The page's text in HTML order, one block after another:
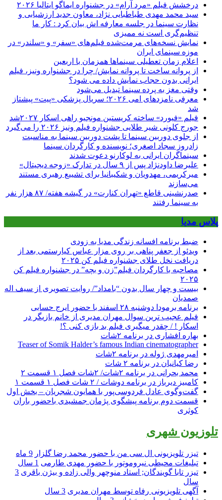
درخشش فیلم «مرد آرام» در جشنواره ایماگو ایتالیا ۲۰۲۶
سید محمد مهدی طباطبایی نژاد، معاون جدید ارزشیابی و
نظارت سینما در جلسه معارفه اش بیان کرد : کار ما
تنظیم‌گری است نه ممیزی
نمایش نسخه‌های مرمت‌شده فیلم‌های «سفر» و «سلندر» در
موزه سینمای ایران
اعلام زمان تعطیلی سینماها همزمان با اربعین
از پروانه ساخت تا پروانه نمایش/ چرا در جشنواره ونیز، فیلم
ایرانی بدون حجاب نمایش داده می شود؟
وقتی مغز به پرده سینما تبدیل می‌شود
معرفی نامزدهای امی ۲۰۲۶؛ سریال پزشکی «پیت» پیشتاز
شد
فیلم «فیورد» ساخته کریستین مونجیو راهی اسکار ۲۰۲۷شد
جورج کلونی شیر طلایی جشنواره فیلم ونیز ۲۰۲۶ را می‌گیرد
از جلوی دوربین سینما تا پشت دوربین سینما به مناسبت
زادروز سجاد اصغری؛ نویسنده و کارگردان سینما
سینماگران ایرانی به لوکارنو دعوت شدند
علیرضا داودنژاد پس از ۹ سال در تدارک «زوجه دیجیتال»
میرکریمی، مهدویان و شکیبانیا برای تشییع رهبری مستند
می‌سازند
صدرنشینی قاطع «تهران کنارت» در گیشه هفته/ ۸۷ هزار نفر
به سینما رفتند
پلاس مدیا
ضبط برنامه افسانه زندگی مدیا به زودی
ویدئو از جعفر پناهی بر روی مزار عباس کیارستمی بعد از
دریافت نخل طلای جشنواره فیلم کن ۲۰۲۵
مصاحبه با کارگردان فیلم”زن و بچه” در جشنواره فیلم کن
۲۰۲۵
بیست و چهار سال بدون “بامداد”/ روایت تصویری از سیف اله
صمدیان
برنامه برمودا دوشنبه ۲۸ اسفند با حضور ایرج حسابی
فیلم عجیب ترین سوال مهران مدیری از خانم بازیگر در
اسکار ! / چقدر میگیری فیلم بد بازی کنی ؟!
بهاره افشاری در برنامه ۲شات
Teaser of Somik Halder’s famous Indian cinematographer
امیرمهدی ژوله در برنامه ۲شات
رضا کیانیان در برنامه ۲ شات
محمد بحرانی در برنامه ۲شات/ ۲شات فصل ۱ قسمت ۲
کامبیز دیرباز در برنامه دوشات / ۲ شات فصل ۱ قسمت ۱
گفت‌وگوی عادل فردوسی‌پور با همایون شجریان – بخش اول
قسمت دوم برنامه پیشگوی پژمان جمشیدی باحضور باران
کوثری
تلوزیون شهری
تیزر تلویزیونی ال سی من با حضور محمد رضا گلزار 9 ماه
تبلیغات محیطی نیروموتور با حضور مهدی طارمی 1 سال
تیزر تابا گویندگان; استاد منوچهر والی زاده و بیژن باقری 3
سال
آگهی تلویزیونی رفاه توسط مهران مدیری 3 سال